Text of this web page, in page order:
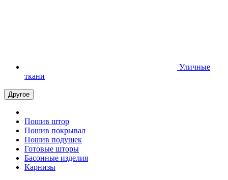
Уличные
ткани
Другое
Пошив штор
Пошив покрывал
Пошив подушек
Готовые шторы
Басонные изделия
Карнизы